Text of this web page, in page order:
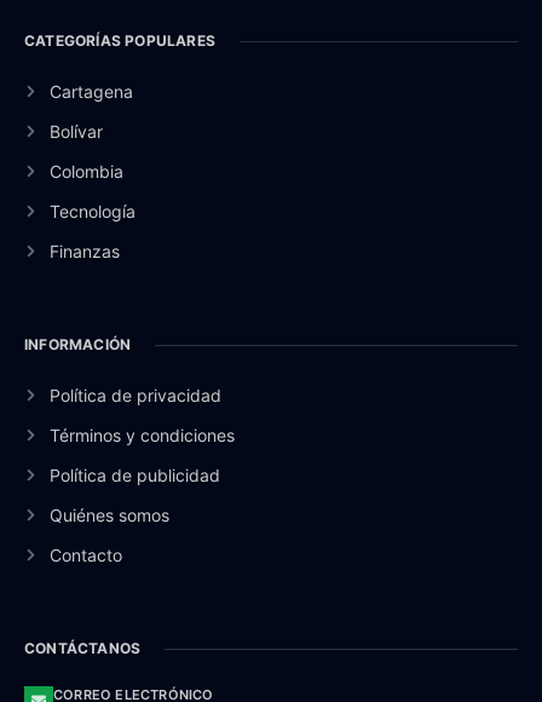
CATEGORÍAS POPULARES
Cartagena
Bolívar
Colombia
Tecnología
Finanzas
INFORMACIÓN
Política de privacidad
Términos y condiciones
Política de publicidad
Quiénes somos
Contacto
CONTÁCTANOS
CORREO ELECTRÓNICO